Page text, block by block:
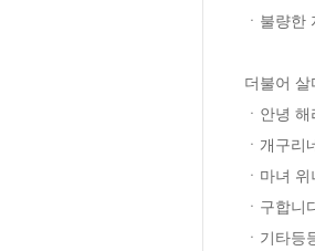
ㆍ불량한
더불어 살
ㆍ안녕 해
ㆍ개구리
ㆍ마녀 위
ㆍ구합니
ㆍ기타등